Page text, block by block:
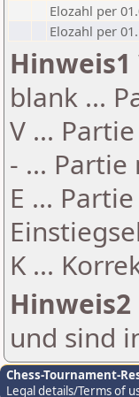
Elozahl per
Elozahl per
Hinweis1
blank ...
V ...
- ...
E ...
K ...
Hinweis2
und sind
Chess-Tournament-
Legal details/Terms of